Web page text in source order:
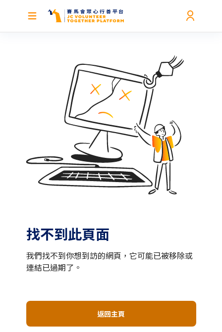
找不到此頁面
我們找不到你想到訪的網頁，它可能已被移除或
連結已過期了。
返回主頁